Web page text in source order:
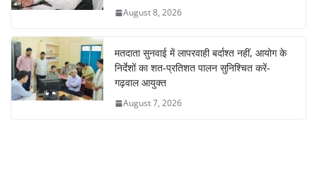
August 8, 2026
मतदाता सुनवाई में लापरवाही बर्दाश्त नहीं, आयोग के
निर्देशों का शत-प्रतिशत पालन सुनिश्चित करें-
गढ़वाल आयुक्त
August 7, 2026